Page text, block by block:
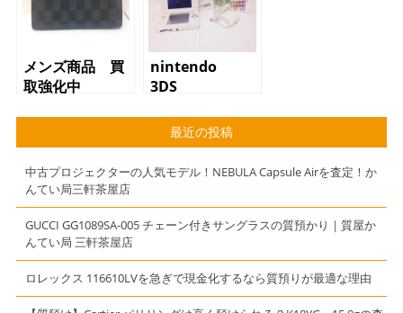
メンズ商品 買
取強化中
nintendo
3DS
最近の投稿
中古プロジェクターの人気モデル！NEBULA Capsule Airを査定！か
んてい局三軒茶屋店
GUCCI GG1089SA-005 チェーン付きサングラスの質預かり｜質屋か
んてい局 三軒茶屋店
ロレックス 116610LVを急ぎで現金化するなら質預りが最適な理由